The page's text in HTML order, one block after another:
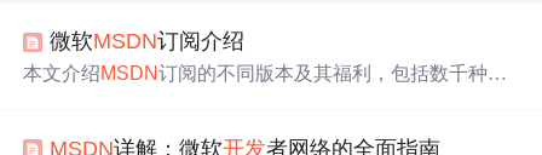
微软MSDN订阅介绍
本文介绍MSDN订阅的不同版本及其福利，包括数千种软
MSDN详解：微软开发者网络的全面指南